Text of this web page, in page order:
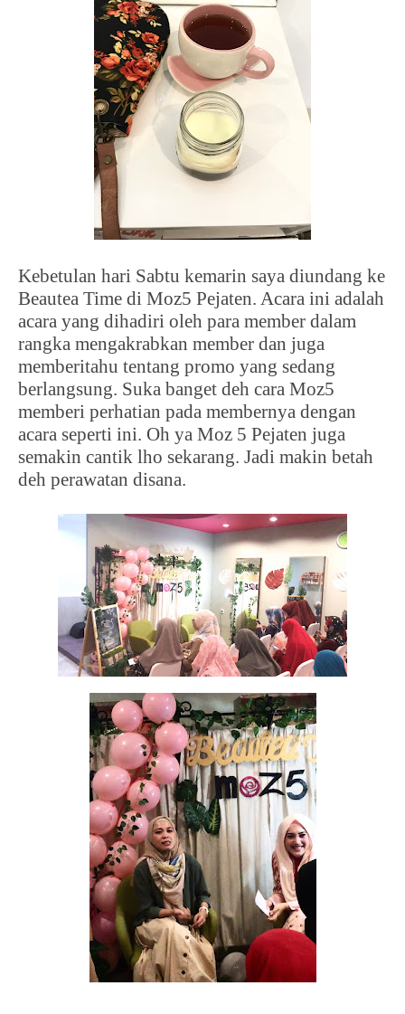
Kebetulan hari Sabtu kemarin saya diundang ke
Beautea Time di Moz5 Pejaten. Acara ini adalah
acara yang dihadiri oleh para member dalam
rangka mengakrabkan member dan juga
memberitahu tentang promo yang sedang
berlangsung. Suka banget deh cara Moz5
memberi perhatian pada membernya dengan
acara seperti ini. Oh ya Moz 5 Pejaten juga
semakin cantik lho sekarang. Jadi makin betah
deh perawatan disana.